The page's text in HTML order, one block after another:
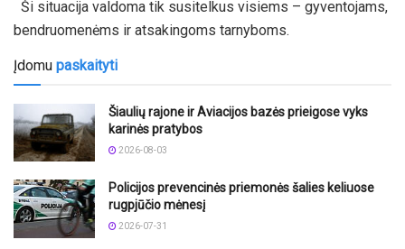
Ši situacija valdoma tik susitelkus visiems – gyventojams,
bendruomenėms ir atsakingoms tarnyboms.
Įdomu paskaityti
Šiaulių rajone ir Aviacijos bazės prieigose vyks
karinės pratybos
2026-08-03
Policijos prevencinės priemonės šalies keliuose
rugpjūčio mėnesį
2026-07-31